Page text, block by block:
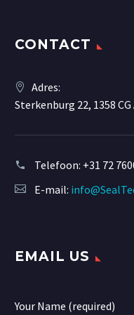
CONTACT
Adres:
Sterkenburg 22, 1358
Telefoon: +31 72
E-mail:
EMAIL US
Your Name (required)